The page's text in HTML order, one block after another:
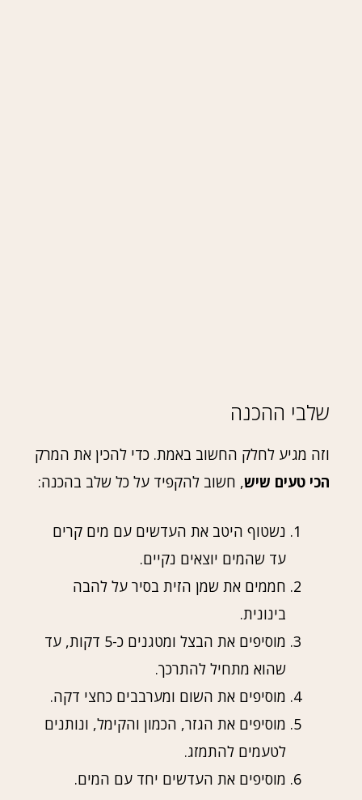
שלבי ההכנה
וזה מגיע לחלק החשוב באמת. כדי להכין את המרק
הכי טעים שיש, חשוב להקפיד על כל שלב בהכנה:
נשטוף היטב את העדשים עם מים קרים
עד שהמים יוצאים נקיים.
חממים את שמן הזית בסיר על להבה
בינונית.
מוסיפים את הבצל ומטגנים כ-5 דקות, עד
שהוא מתחיל להתרכך.
מוסיפים את השום ומערבבים כחצי דקה.
מוסיפים את הגזר, הכמון והקימל, ונותנים
לטעמים להתמזג.
מוסיפים את העדשים יחד עם המים.